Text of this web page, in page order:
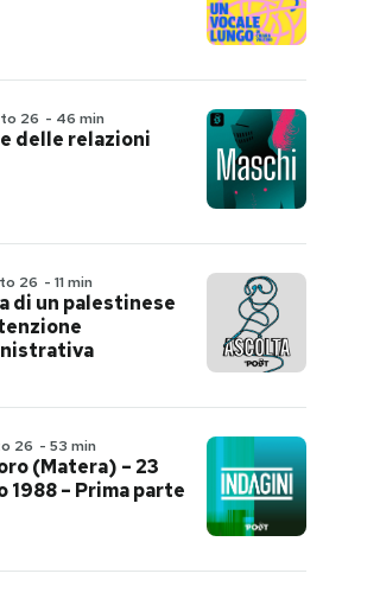
26 - 46 min
delle relazioni
26 - 11 min
di un palestinese
26 - 53 min
(Matera) – 23
1988 – Prima parte